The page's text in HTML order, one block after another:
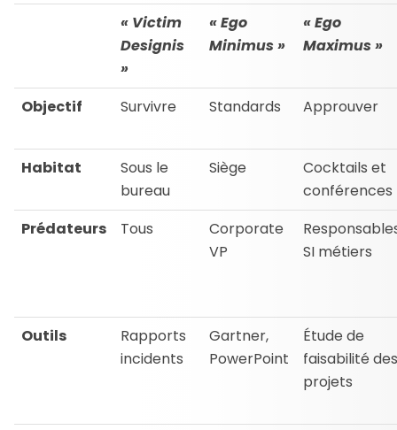
« Victim
Designis
»
« Ego
Minimus »
« Ego
Maximus »
Objectif Survivre Standards Approuver
Habitat
Sous le
bureau
Siège
Cocktails et
conférences
Prédateurs
Tous
Corporate
VP
SI métiers
Outils
Rapports
incidents
Gartner,
PowerPoint
Étude de
faisabilité des
projets